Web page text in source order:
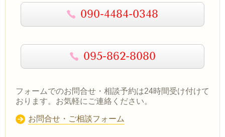
090-4484-0348
095-862-8080
フォームでのお問合せ・相談予約は24時間受け付けて
おります。お気軽にご連絡ください。
お問合せ・ご相談フォーム